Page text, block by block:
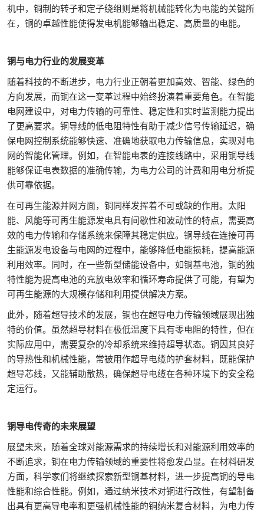
机中，铜制的转子和定子绕组则是将机械能转化为电能的关键所
在，铜的卓越性能使得发电机能够输出稳定、高质量的电能。
铜与电力行业的发展变革
随着科技的不断进步，电力行业正朝着更加高效、智能、绿色的
方向发展，而铜在这一变革过程中始终扮演着重要角色。在智能
电网建设中，对电力传输的可靠性、稳定性和实时监测能力提出
了更高要求。铜导线的低电阻特性有助于减少信号传输延迟，确
保电网控制系统能够快速、准确地获取电力传输信息，实现对电
网的智能化管理。例如，在智能电表的连接线路中，采用铜导线
能够保证电表数据的准确传输，为电力公司的计费和用电分析提
供可靠依据。
在可再生能源并网方面，铜同样发挥着不可或缺的作用。太阳
能、风能等可再生能源发电具有间歇性和波动性的特点，需要高
效的电力传输和存储系统来保障其稳定供应。铜导线在连接可再
生能源发电设备与电网的过程中，能够降低电能损耗，提高能源
利用效率。同时，在一些新型储能设备中，如铜基电池，铜的独
特性能为提高电池的充放电效率和循环寿命提供了可能，有望为
可再生能源的大规模存储和利用提供解决方案。
此外，随着超导技术的发展，铜也在超导电力传输领域展现出独
特的价值。虽然超导材料在极低温度下具有零电阻的特性，但在
实际应用中，需要复杂的冷却系统来维持超导状态。铜因其良好
的导热性和机械性能，常被用作超导电缆的护套材料，既能保护
超导芯线，又能辅助散热，确保超导电缆在各种环境下的安全稳
定运行。
铜导电传奇的未来展望
展望未来，随着全球对能源需求的持续增长和对能源利用效率的
不断追求，铜在电力传输领域的重要性将愈发凸显。在材料研发
方面，科学家们将继续探索新型铜基材料，进一步提高铜的导电
性能和综合性能。例如，通过纳米技术对铜进行改性，有望制备
出具有更高导电率和更强机械性能的铜纳米复合材料，为电力传